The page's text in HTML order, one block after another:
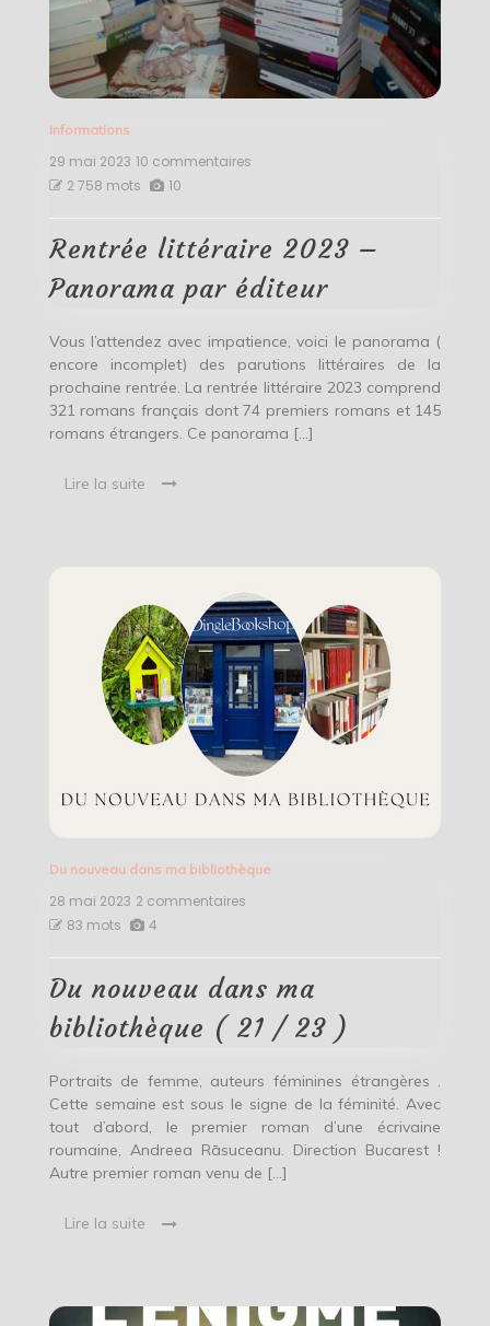
Informations
29 mai 2023 10 commentaires
Panorama
par
éditeur
2 758 mots 10
Rentrée littéraire 2023 –
Panorama par éditeur
Vous l’attendez avec impatience, voici le panorama (
encore incomplet) des parutions littéraires de la
prochaine rentrée. La rentrée littéraire 2023 comprend
321 romans français dont 74 premiers romans et 145
romans étrangers. Ce panorama […]
Lire la suite
Du nouveau dans ma bibliothèque
28 mai 2023 2 commentaires
bibliothèque
(
21
23
)
83 mots 4
Du nouveau dans ma
bibliothèque ( 21 / 23 )
Portraits de femme, auteurs féminines étrangères .
Cette semaine est sous le signe de la féminité. Avec
tout d’abord, le premier roman d’une écrivaine
roumaine, Andreea Rāsuceanu. Direction Bucarest !
Autre premier roman venu de […]
Lire la suite